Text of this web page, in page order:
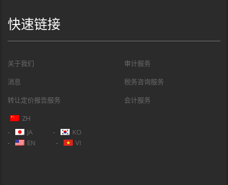
快速链接
关于我们 审计服务
消息 税务咨询服务
转让定价报告服务 会计服务
ZH
JA
KO
EN
VI